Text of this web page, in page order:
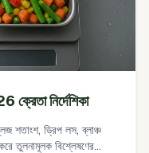
ক্রেতা নির্দেশিকা
শতাংশ, ড্রিপ লস, ব্লাঞ্চ
তুলনামূলক বিশ্লেষণের